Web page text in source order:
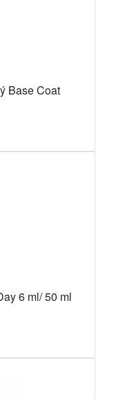
Base Coat
6 ml/ 50 ml